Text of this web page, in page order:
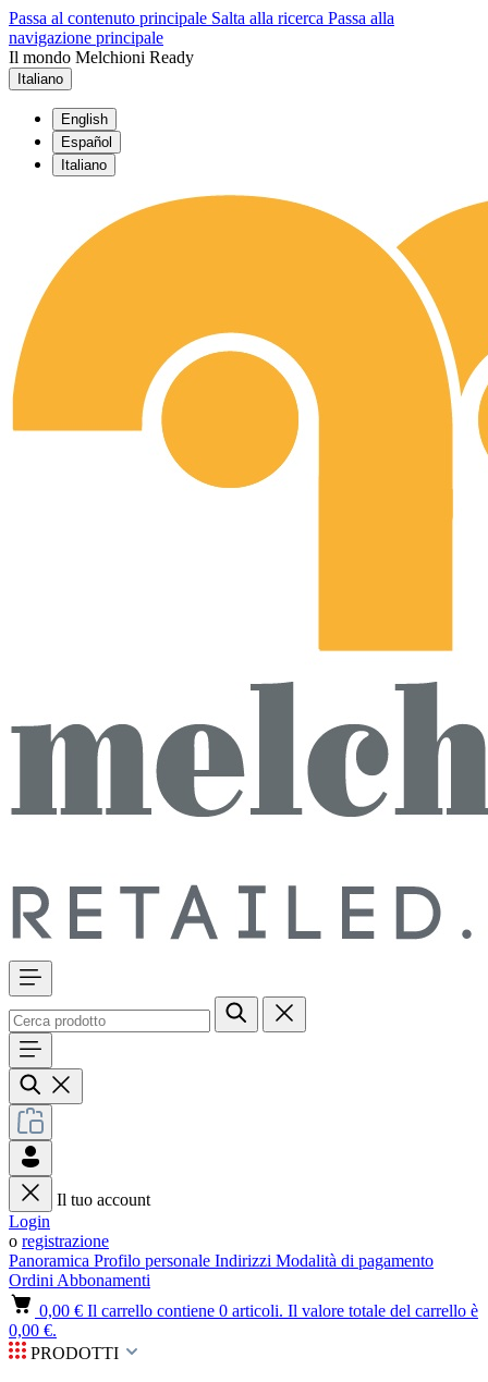
Passa al contenuto principale Salta alla ricerca Passa alla
navigazione principale
Il mondo Melchioni Ready
Italiano
English
Español
Italiano
Il tuo account
Login
o registrazione
Panoramica Profilo personale Indirizzi Modalità di pagamento
Ordini Abbonamenti
0,00 € Il carrello contiene 0 articoli. Il valore totale del carrello è
0,00 €.
PRODOTTI